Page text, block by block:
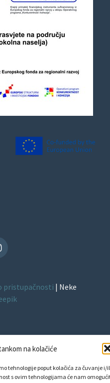
na kolačiće
tehnologije poput kolačića za čuvanje i/
s ovim tehnologijama će nam
Instagram
pristupačnosti | Neke